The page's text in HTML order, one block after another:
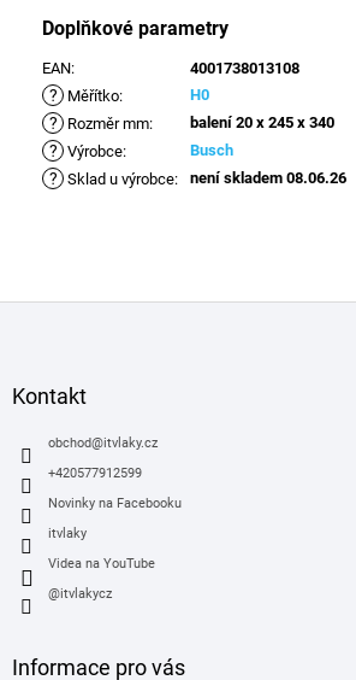
Doplňkové parametry
EAN: 4001738013108
? Měřítko: H0
? Rozměr mm: balení 20 x 245 x 340
? Výrobce: Busch
? Sklad u výrobce: není skladem 08.06.26
Kontakt
obchod@itvlaky.cz
+420577912599
Novinky na Facebooku
itvlaky
Videa na YouTube
@itvlakycz
Informace pro vás